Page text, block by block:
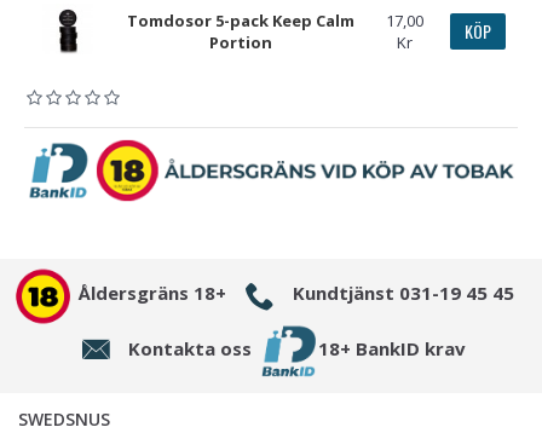
Tomdosor 5-pack Keep Calm
Portion
17,00
Kr
KÖP
Åldersgräns 18+ Kundtjänst 031-19 45 45
Kontakta oss 18+ BankID krav
SWEDSNUS